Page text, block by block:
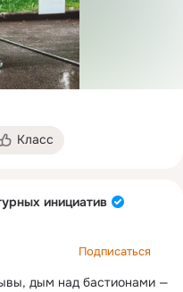
Класс
инициатив
Подписаться
дым над бастионами —